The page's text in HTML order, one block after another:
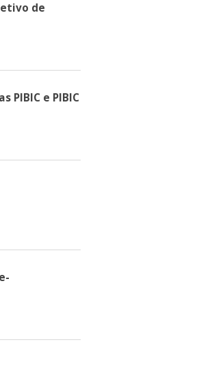
de
PIBIC e PIBIC